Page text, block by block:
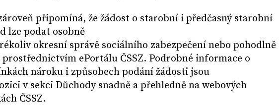
připomíná, že žádost o starobní i předčasný starobní
lze podat osobně
okresní správě sociálního zabezpečení nebo pohodlně
ePortálu ČSSZ. Podrobné informace o
nároku i způsobech podání žádosti jsou
v sekci Důchody snadně a přehledně na webových
ČSSZ.